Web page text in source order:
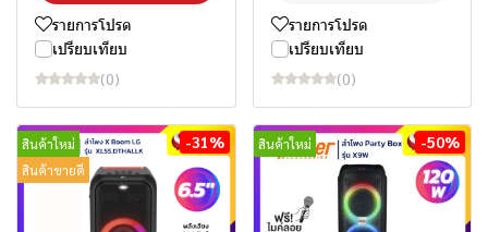
รายการโปรด
เปรียบเทียบ
(0)
รายการโปรด
เปรียบเทียบ
(0)
สินค้าใหม่
สินค้าขายดี
-31% สินค้าใหม่ -50%